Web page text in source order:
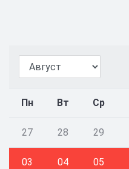
Пн Вт Ср
27 28 29
03 04 05